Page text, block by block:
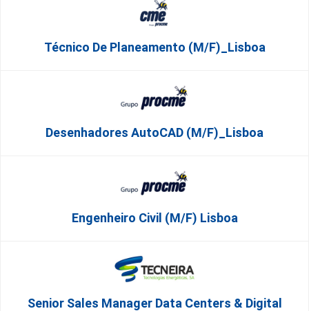
Técnico De Planeamento (m/f)_Lisboa
Desenhadores AutoCAD (m/f)_Lisboa
Engenheiro Civil (m/f) Lisboa
Senior Sales Manager Data Centers & Digital